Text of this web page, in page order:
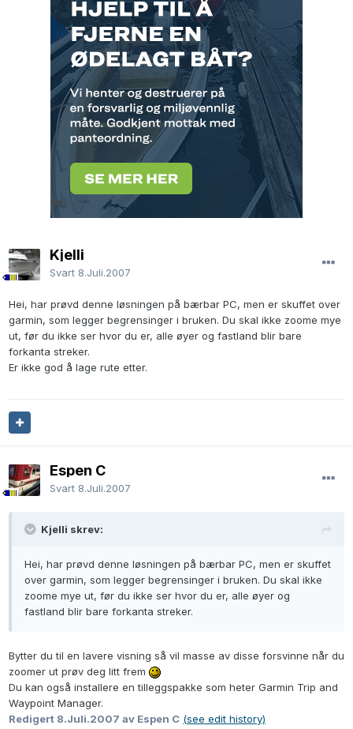
Kjelli
Svart 8.Juli.2007
Hei, har prøvd denne løsningen på bærbar PC, men er skuffet over
garmin, som legger begrensinger i bruken. Du skal ikke zoome mye
ut, før du ikke ser hvor du er, alle øyer og fastland blir bare
forkanta streker.
Er ikke god å lage rute etter.
Espen C
Svart 8.Juli.2007
Kjelli skrev:
Hei, har prøvd denne løsningen på bærbar PC, men er skuffet
over garmin, som legger begrensinger i bruken. Du skal ikke
zoome mye ut, før du ikke ser hvor du er, alle øyer og
fastland blir bare forkanta streker.
Bytter du til en lavere visning så vil masse av disse forsvinne når du
zoomer ut prøv deg litt frem
Du kan også installere en tilleggspakke som heter Garmin Trip and
Waypoint Manager.
Redigert 8.Juli.2007 av Espen C (see edit history)